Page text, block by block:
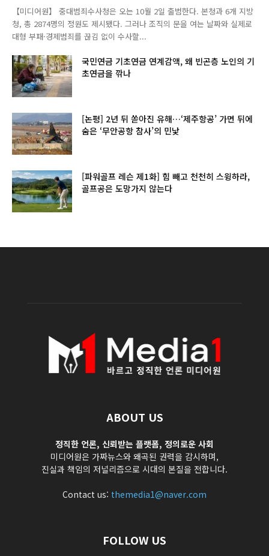
【미디어원】 중대범죄수사청은 오는 10월 2일 출범한다. 본청과 6개 지방
청, 총 2874명의 정원도 제시됐다. 그러나 조직의 문을 여는 날짜와 실제로
대형 부패·경제범죄를 끊김 없이 수사할...
국민연금 기초연금 연계감액, 왜 빈곤층 노인의 기
초연금을 깎나
[논평] 2년 뒤 쏟아진 유해…‘제주항공’ 가면 뒤에
숨은 ‘무안공항 참사’의 민낯
[파워골프 레슨 제1화] 힘 빼고 천천히 스윙하라,
골프공은 도망가지 않는다
ABOUT US
정직한 언론, 신뢰받는 플랫폼, 정의로운 사회
미디어원은 가짜뉴스와 왜곡된 권력을 감시하며,
진실과 책임의 저널리즘으로 시대의 본질을 전합니다.
Contact us: themedia1@naver.com
FOLLOW US